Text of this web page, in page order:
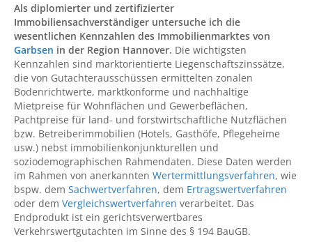
Als diplomierter und zertifizierter
Immobiliensachverständiger untersuche ich die
wesentlichen Kennzahlen des Immobilienmarktes von
Garbsen in der Region Hannover. Die wichtigsten
Kennzahlen sind marktorientierte Liegenschaftszinssätze,
die von Gutachterausschüssen ermittelten zonalen
Bodenrichtwerte, marktkonforme und nachhaltige
Mietpreise für Wohnflächen und Gewerbeflächen,
Pachtpreise für land- und forstwirtschaftliche Nutzflächen
bzw. Betreiberimmobilien (Hotels, Gasthöfe, Pflegeheime
usw.) nebst immobilienkonjunkturellen und
soziodemographischen Rahmendaten. Diese Daten werden
im Rahmen von anerkannten Wertermittlungsverfahren, wie
bspw. dem Sachwertverfahren, dem Ertragswertverfahren
oder dem Vergleichswertverfahren verarbeitet. Das
Endprodukt ist ein gerichtsverwertbares
Verkehrswertgutachten im Sinne des § 194 BauGB.